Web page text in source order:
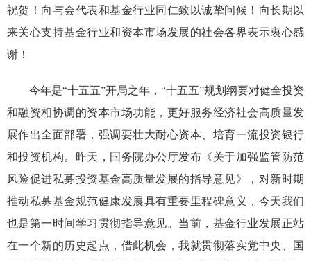
祝贺 ！ 向与会代表和基金行业同仁致以诚挚问候 ！向长期以
来关心支持基金行业和资本市场发展的社会各界表示衷心感
谢！
今年是“十五五”开局之年 ，“十五五”规划纲要对健全投资
和融资相协调的资本市场功能，更好服务经济社会高质量发
展作出全面部署，强调要壮大耐心资本、培育一流投资银行
和投资机构。昨天，国务院办公厅发布《关于加强监管防范
风险促进私募投资基金高质量发展的指导意见》，对新时期
推动私募基金规范健康发展具有重要里程碑意义，今天我们
也是第一时间学习贯彻指导意见。当前，基金行业发展正站
在一个新的历史起点，借此机会，我就贯彻落实党中央、国